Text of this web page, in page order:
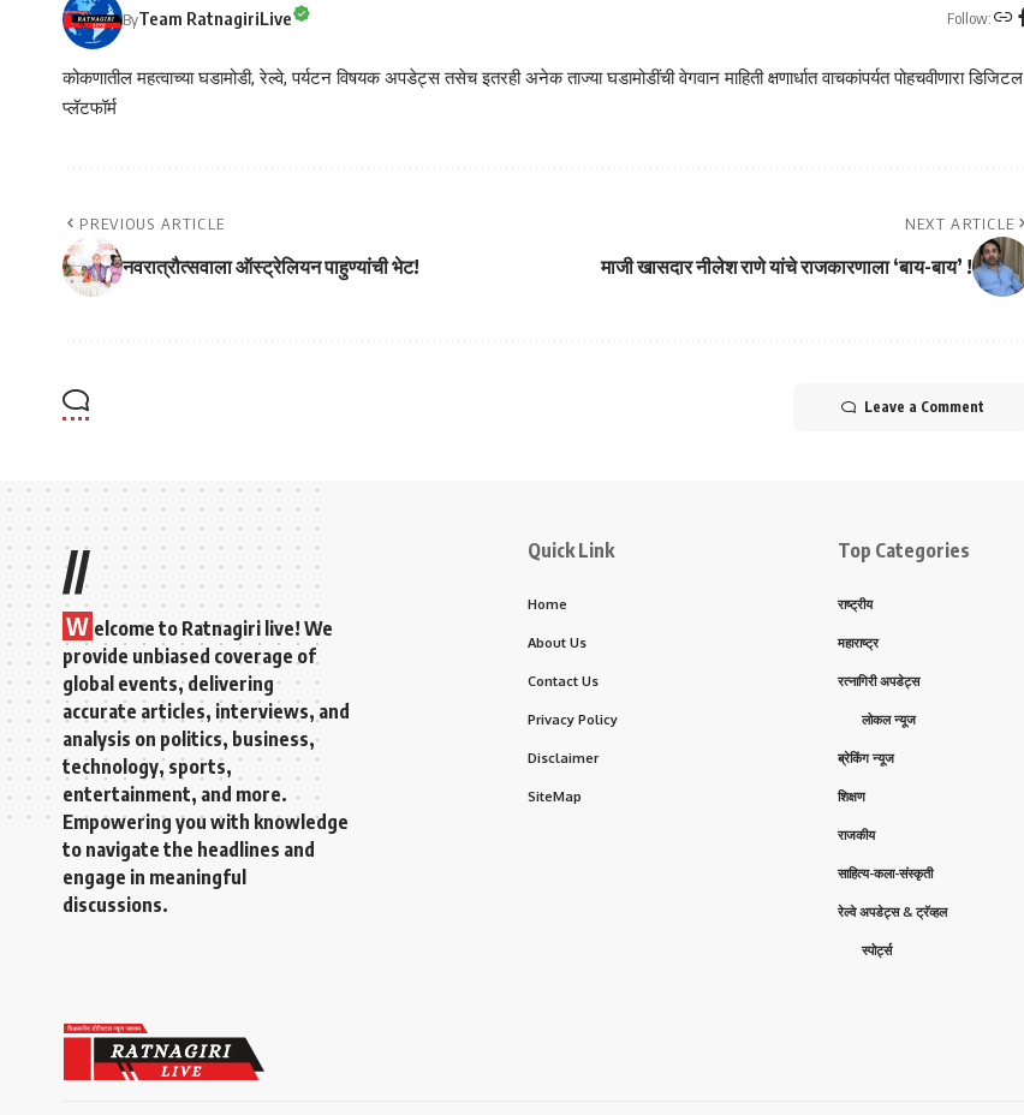
ByTeam RatnagiriLive Follow:
कोकणातील महत्वाच्या घडामोडी, रेल्वे, पर्यटन विषयक अपडेट्स तसेच इतरही अनेक ताज्या घडामोडींची वेगवान माहिती क्षणार्धात वाचकांपर्यत पोहचवीणारा डिजिटल
प्लॅटफॉर्म
PREVIOUS ARTICLE
नवरात्रौत्सवाला ऑस्ट्रेलियन पाहुण्यांची भेट!
NEXT ARTICLE
माजी खासदार नीलेश राणे यांचे राजकारणाला ‘बाय-बाय’ !
Leave a Comment
//
W elcome to Ratnagiri live! We
provide unbiased coverage of
global events, delivering
accurate articles, interviews, and
analysis on politics, business,
technology, sports,
entertainment, and more.
Empowering you with knowledge
to navigate the headlines and
engage in meaningful
discussions.
Quick Link
Home
About Us
Contact Us
Privacy Policy
Disclaimer
SiteMap
Top Categories
राष्ट्रीय
महाराष्ट्र
रत्नागिरी अपडेट्स
लोकल न्यूज
ब्रेकिंग न्यूज
शिक्षण
राजकीय
साहित्य-कला-संस्कृती
रेल्वे अपडेट्स & ट्रॅव्हल
स्पोर्ट्स